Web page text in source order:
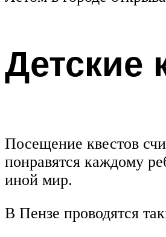
Детские
Посещение квестов
понравятся каждому
иной мир.
В Пензе проводятся